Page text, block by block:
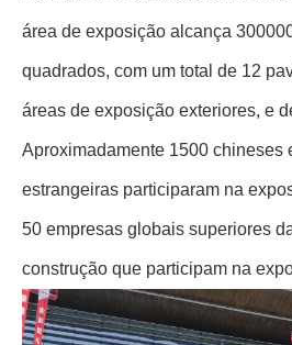
área de exposição alcança
quadrados, com um total de 12
áreas de exposição exteriores, e
Aproximadamente 1500 chineses
estrangeiras participaram na
50 empresas globais superiores
construção que participam na